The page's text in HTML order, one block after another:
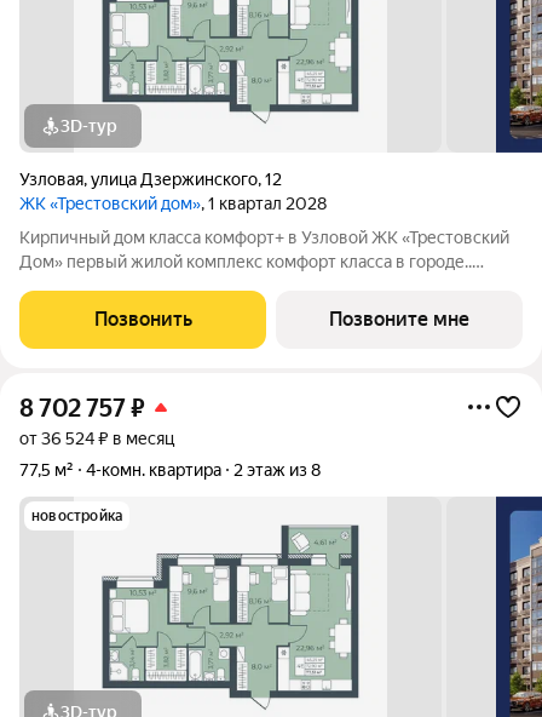
3D-тур
Узловая,улица Дзержинского,12
ЖК «Трестовский дом», 1 квартал 2028
Кирпичный дом класса комфорт+ в Узловой ЖК «Трестовский
Дом» первый жилой комплекс комфорт класса в городе..
Кирпично-монолитный дом выполнен в современном стиле, с
теплым натуральным кирпичом
Позвонить Позвоните мне
8 702 757₽
от 36 524 ₽ в месяц
77,5 м²
4-комн. квартира 2 этаж из 8
новостройка
3D-тур